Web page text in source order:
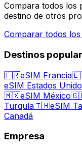
Compara todos los
destino de otros
Comparar todos
Destinos
🇫🇷eSIM Francia
eSIM Estados
🇲🇽eSIM México
Turquía🇹🇭eSIM
Canadá
Empresa